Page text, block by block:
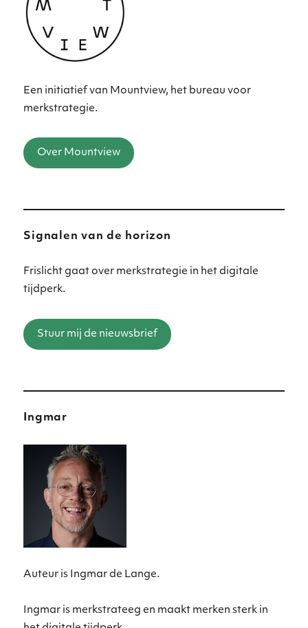
Een initiatief van Mountview, het bureau voor
merkstrategie.
Over Mountview
Signalen van de horizon
Frislicht gaat over merkstrategie in het digitale
tijdperk.
Stuur mij de nieuwsbrief
Ingmar
Auteur is Ingmar de Lange.
Ingmar is merkstrateeg en maakt merken sterk in